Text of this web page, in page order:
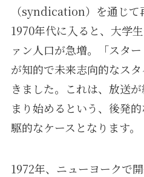
（syndication）を通じて
1970年代に入ると、大学
ァン人口が急増。「スター
が知的で未来志向的なス
きました。これは、放送
まり始めるという、後発
駆的なケースとなります。
1972年、ニューヨークで